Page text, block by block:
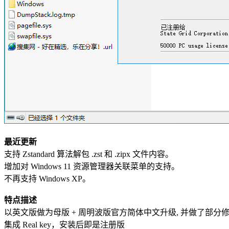
最近更新
支持 Zstandard 算法解包 .zst 和 .zipx 文件内容。
增加对 Windows 11 资源管理器关联菜单的支持。
不再支持 Windows XP。
特点描述
以英文版做为母版 + 周明波版官方简体中文升级, 并做了部分
集成 Real key，安装后即是注册版